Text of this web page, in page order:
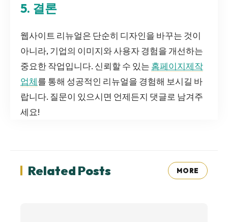
5. 결론
웹사이트 리뉴얼은 단순히 디자인을 바꾸는 것이
아니라, 기업의 이미지와 사용자 경험을 개선하는
중요한 작업입니다. 신뢰할 수 있는 홈페이지제작
업체를 통해 성공적인 리뉴얼을 경험해 보시길 바
랍니다. 질문이 있으시면 언제든지 댓글로 남겨주
세요!
Related Posts MORE